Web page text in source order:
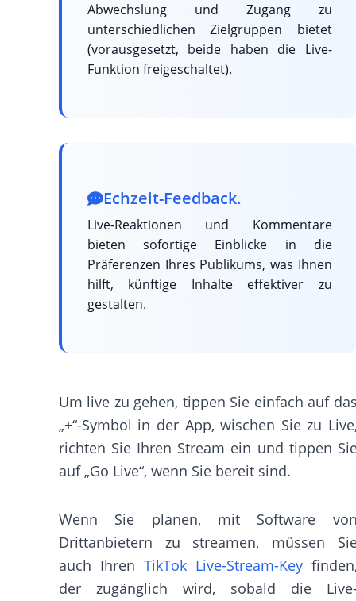
Abwechslung und Zugang zu
unterschiedlichen Zielgruppen bietet
(vorausgesetzt, beide haben die Live-
Funktion freigeschaltet).
Echzeit-Feedback.
Live-Reaktionen und Kommentare
bieten sofortige Einblicke in die
Präferenzen Ihres Publikums, was Ihnen
hilft, künftige Inhalte effektiver zu
gestalten.
Um live zu gehen, tippen Sie einfach auf
„+“-Symbol in der App, wischen Sie zu
richten Sie Ihren Stream ein und tippen
auf „Go Live“, wenn Sie bereit sind.
Wenn Sie planen, mit Software
Drittanbietern zu streamen, müssen
auch Ihren TikTok Live-Stream-Key
der zugänglich wird, sobald die